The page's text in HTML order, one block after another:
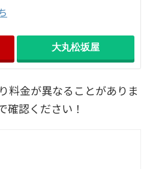
大丸松坂屋
料金が異なることがありま
確認ください！